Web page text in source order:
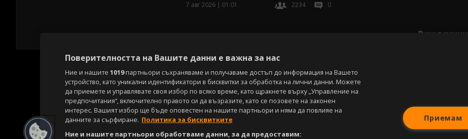
7 авг 2026 | 01:01 2234 0
Виж всички
Поверителността на Вашите данни е важна за нас
Ние и нашите 1019партньори съхраняваме и получаваме достъп до информация на Вашето
устройство, като уникални идентификатори в бисквитки за обработка на лични данни. Можете
да приемете и управлявате своя избор по всяко време, като щракнете върху „Управление на
предпочитания“, включително правото си да възразите, като се позовете на законен
интерес. Вашият избор ще бъде оповестен на нашите партньори и няма да повлияе на
данните за сърфиране. Политика за бисквитките
Ние и нашите партньори обработваме данни, за да предоставим:
Приемам